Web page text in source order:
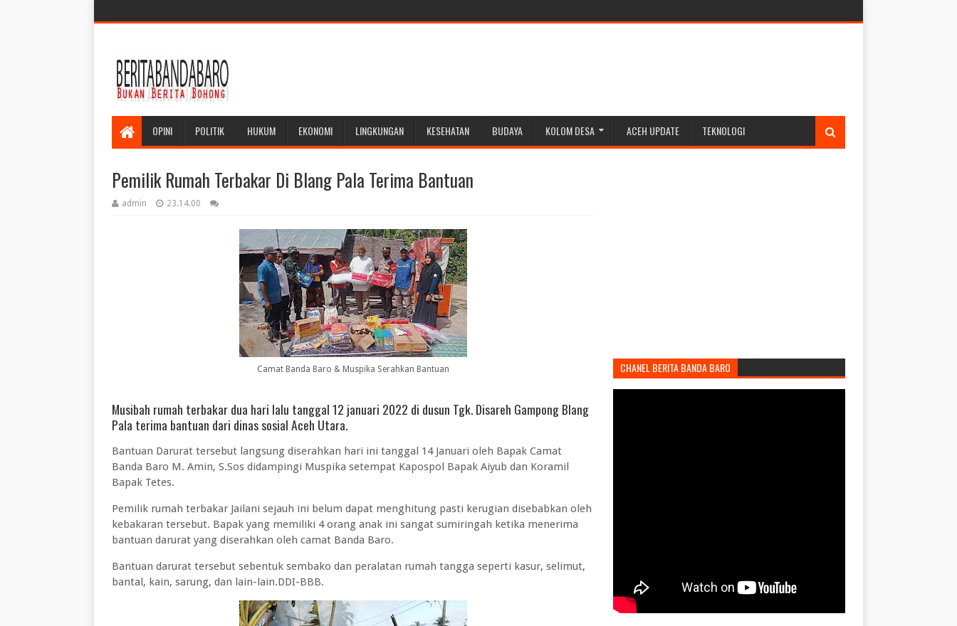
OPINI POLITIK HUKUM EKONOMI LINGKUNGAN KESEHATAN BUDAYA KOLOM DESA ACEH UPDATE TEKNOLOGI
Pemilik Rumah Terbakar Di Blang Pala Terima Bantuan
admin 23.14.00
Camat Banda Baro & Muspika Serahkan Bantuan
Musibah rumah terbakar dua hari lalu tanggal 12 januari 2022 di dusun Tgk. Disareh Gampong Blang
Pala terima bantuan dari dinas sosial Aceh Utara.
Bantuan Darurat tersebut langsung diserahkan hari ini tanggal 14 Januari oleh Bapak Camat
Banda Baro M. Amin, S.Sos didampingi Muspika setempat Kapospol Bapak Aiyub dan Koramil
Bapak Tetes.
Pemilik rumah terbakar Jailani sejauh ini belum dapat menghitung pasti kerugian disebabkan oleh
kebakaran tersebut. Bapak yang memiliki 4 orang anak ini sangat sumiringah ketika menerima
bantuan darurat yang diserahkan oleh camat Banda Baro.
Bantuan darurat tersebut sebentuk sembako dan peralatan rumah tangga seperti kasur, selimut,
bantal, kain, sarung, dan lain-lain.DDI-BBB.
CHANEL BERITA BANDA BARO